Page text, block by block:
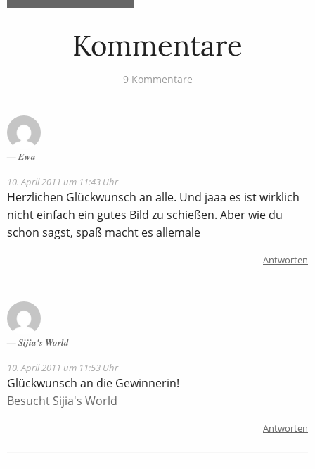
Kommentare
9 Kommentare
Ewa
10. April 2011 um 11:43 Uhr
Herzlichen Glückwunsch an alle. Und jaaa es ist wirklich
nicht einfach ein gutes Bild zu schießen. Aber wie du
schon sagst, spaß macht es allemale
Antworten
Sijia's World
10. April 2011 um 11:53 Uhr
Glückwunsch an die Gewinnerin!
Besucht Sijia's World
Antworten